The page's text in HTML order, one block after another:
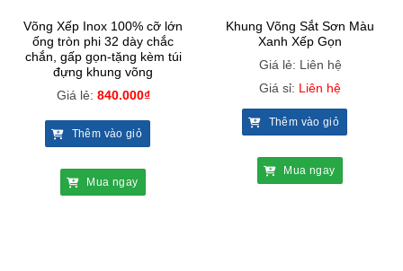
Võng Xếp Inox 100% cỡ lớn
ống tròn phi 32 dày chắc
chắn, gấp gọn-tặng kèm túi
đựng khung võng
Giá lẻ: 840.000₫
Thêm vào giỏ
Mua ngay
Khung Võng Sắt Sơn Màu
Xanh Xếp Gọn
Giá lẻ: Liên hệ
Giá sỉ:
Liên hệ
Thêm vào giỏ
Mua ngay